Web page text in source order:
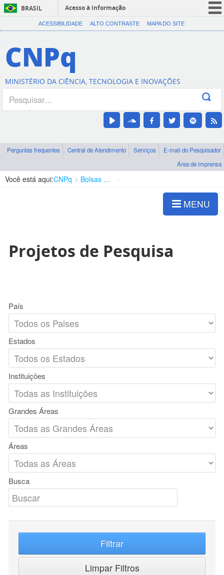
BRASIL
Acesso à informação
CORONAVÍRUS (COVID-19)
Canais
ACESSIBILIDADE ALTO CONTRASTE MAPA DO SITE
CNPq
MINISTÉRIO DA CIÊNCIA, TECNOLOGIA E INOVAÇÕES
Perguntas frequentes Central de Atendimento Serviços
E-mail do Pesquisador
Área de imprensa
Você está aqui:CNPq Bolsas e Auxílios Vigentes
MENU
Projetos de Pesquisa
País
Estados
Instituições
Grandes Áreas
Áreas
Busca
Filtrar
Limpar Filtros